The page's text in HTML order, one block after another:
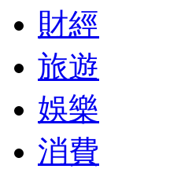
財經
旅遊
娛樂
消費